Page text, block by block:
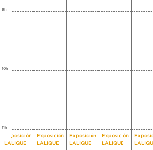
9h
10h
11h
Exposición
LALIQUE
Exposición
LALIQUE
Exposición
LALIQUE
Exposición
LALIQUE